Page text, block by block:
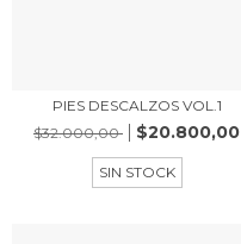
PIES DESCALZOS VOL.1
$32.000,00
$20.800,00
SIN STOCK